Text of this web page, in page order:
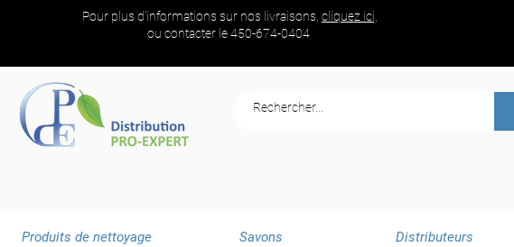
Pour plus d'informations sur nos livraisons, cliquez ici,
ou contacter le450-674-0404
Produits de nettoyage Savons Distributeurs